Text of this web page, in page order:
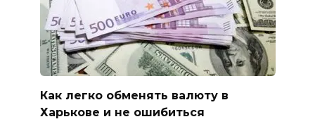
Как легко обменять валюту в
Харькове и не ошибиться